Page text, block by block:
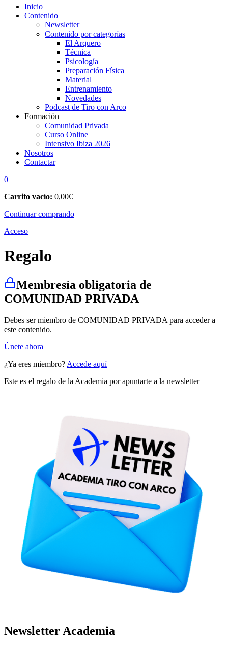
Inicio
Contenido
Newsletter
Contenido por categorías
El Arquero
Técnica
Psicología
Preparación Física
Material
Entrenamiento
Novedades
Podcast de Tiro con Arco
Formación
Comunidad Privada
Curso Online
Intensivo Ibiza 2026
Nosotros
Contactar
0
Carrito vacío: 0,00€
Continuar comprando
Acceso
Regalo
Membresía obligatoria de
COMUNIDAD PRIVADA
Debes ser miembro de COMUNIDAD PRIVADA para acceder a
este contenido.
Únete ahora
¿Ya eres miembro? Accede aquí
Este es el regalo de la Academia por apuntarte a la newsletter
Newsletter Academia